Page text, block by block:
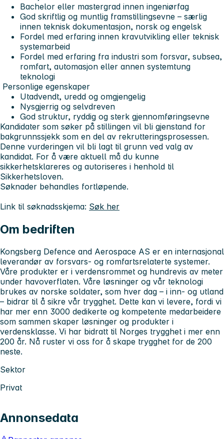
Bachelor eller mastergrad innen ingeniørfag
God skriftlig og muntlig framstillingsevne – særlig
innen teknisk dokumentasjon, norsk og engelsk
Fordel med erfaring innen kravutvikling eller teknisk
systemarbeid
Fordel med erfaring fra industri som forsvar, subsea,
romfart, automasjon eller annen systemtung
teknologi
Personlige egenskaper
Utadvendt, uredd og omgjengelig
Nysgjerrig og selvdreven
God struktur, ryddig og sterk gjennomføringsevne
Kandidater som søker på stillingen vil bli gjenstand for
bakgrunnssjekk som en del av rekrutteringsprosessen.
Denne vurderingen vil bli lagt til grunn ved valg av
kandidat. For å være aktuell må du kunne
sikkerhetsklareres og autoriseres i henhold til
Sikkerhetsloven.
Søknader behandles fortløpende.
Link til søknadsskjema: Søk her
Om bedriften
Kongsberg Defence and Aerospace AS er en internasjonal
leverandør av forsvars- og romfartsrelaterte systemer.
Våre produkter er i verdensrommet og hundrevis av meter
under havoverflaten. Våre løsninger og vår teknologi
brukes av norske soldater, som hver dag – i inn- og utland
– bidrar til å sikre vår trygghet. Dette kan vi levere, fordi vi
har mer enn 3000 dedikerte og kompetente medarbeidere
som sammen skaper løsninger og produkter i
verdensklasse. Vi har bidratt til Norges trygghet i mer enn
200 år. Nå ruster vi oss for å skape trygghet for de 200
neste.
Sektor
Privat
Annonsedata